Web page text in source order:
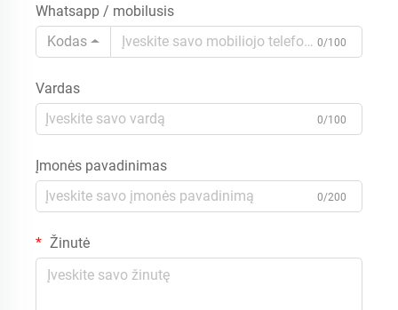
Whatsapp / mobilusis
Kodas
0/100
Vardas
0/100
Įmonės pavadinimas
0/200
Žinutė